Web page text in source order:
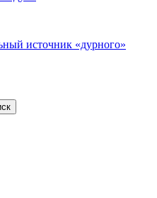
источник «дурного»